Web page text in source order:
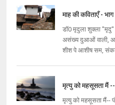
माह की कविताएँ -
डॉ0 मृदुला शुक्ला "मृदु"
असंख्य दुआओं वाली,
शीश पे आशीष सम,
मृत्यु को महसूसता मैं
मृत्यु को महसूसता मैं--